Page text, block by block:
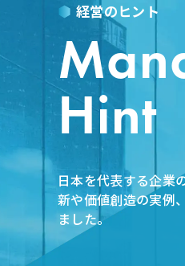
経営のヒント
Hint
日本を代表する企業
新や価値創造の実例
ました。